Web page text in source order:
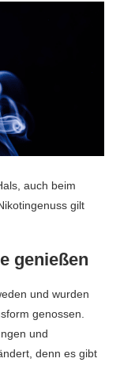
auch beim
gilt
genießen
und wurden
genossen.
und
denn es gibt